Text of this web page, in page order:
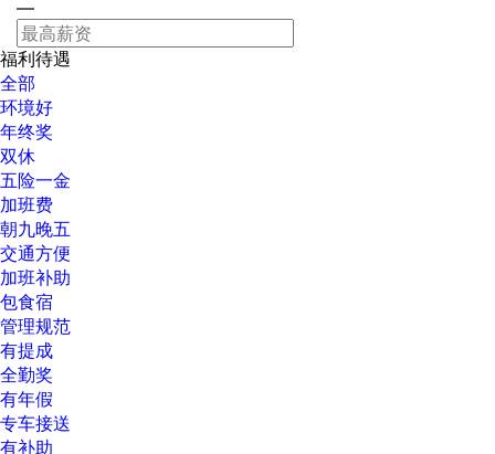
—
福利待遇
全部
环境好
年终奖
双休
五险一金
加班费
朝九晚五
交通方便
加班补助
包食宿
管理规范
有提成
全勤奖
有年假
专车接送
有补助